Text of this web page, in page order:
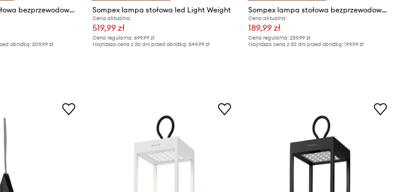
Sompex lampa stołowa bezprzewodowa Pulse
obniżką: 209,99 zł
Sompex lampa stołowa led Light Weight
Cena aktualna:
519,99 zł
Cena regularna: 699,99 zł
Najniższa cena z 30 dni przed obniżką: 549,99 zł
Sompex lampa stołowa bezprzewodowa led Pulse
Cena aktualna:
189,99 zł
Cena regularna: 259,99 zł
Najniższa cena z 30 dni przed obniżką: 199,99 zł